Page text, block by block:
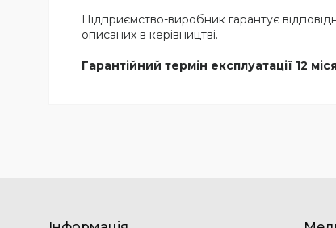
Підприємство-виробник гарантує
описаних в керівництві.
Гарантійний термін експлуатації 12